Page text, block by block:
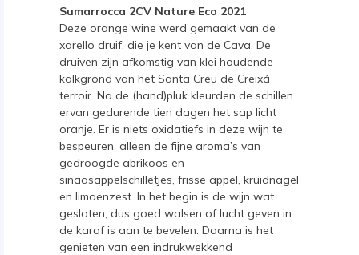
Sumarrocca 2CV Nature Eco 2021
Deze orange wine werd gemaakt van de
xarello druif, die je kent van de Cava. De
druiven zijn afkomstig van klei houdende
kalkgrond van het Santa Creu de Creixá
terroir. Na de (hand)pluk kleurden de schillen
ervan gedurende tien dagen het sap licht
oranje. Er is niets oxidatiefs in deze wijn te
bespeuren, alleen de fijne aroma’s van
gedroogde abrikoos en
sinaasappelschilletjes, frisse appel, kruidnagel
en limoenzest. In het begin is de wijn wat
gesloten, dus goed walsen of lucht geven in
de karaf is aan te bevelen. Daarna is het
genieten van een indrukwekkend